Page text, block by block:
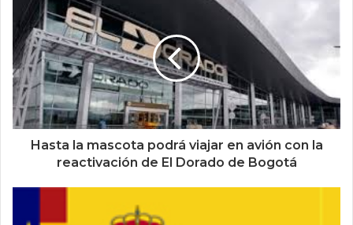
Hasta la mascota podrá viajar en avión con la
reactivación de El Dorado de Bogotá